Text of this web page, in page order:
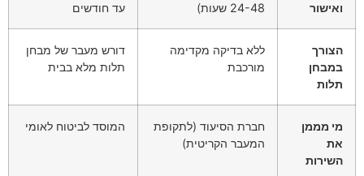
ואישור 24-48 שעות) עד חודשים
הצורך
במבחן
תלות
ללא בדיקה מקדימה
מורכבת
דורש מעבר של מבחן
תלות מלא בבית
מי מממן
את
השירות
חברת הסיעוד (לתקופת
המעבר הקריטית)
המוסד לביטוח לאומי